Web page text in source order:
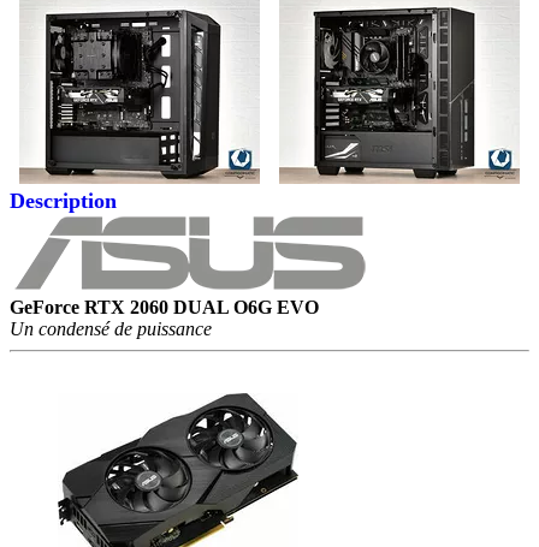
Description
GeForce RTX 2060 DUAL O6G EVO
Un condensé de puissance